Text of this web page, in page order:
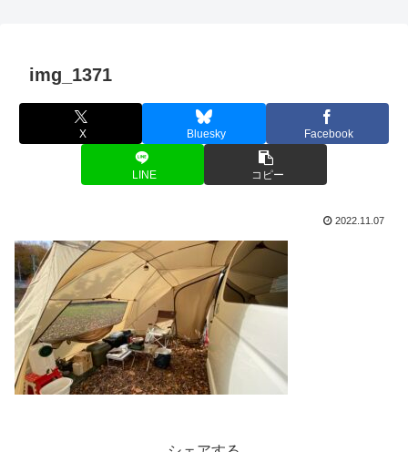
img_1371
X Bluesky Facebook
LINE コピー
2022.11.07